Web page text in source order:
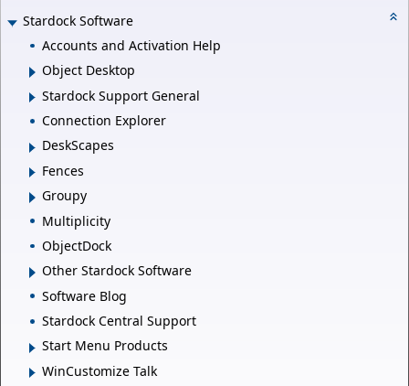
Stardock Software
Accounts and Activation Help
Object Desktop
Stardock Support General
Connection Explorer
DeskScapes
Fences
Groupy
Multiplicity
ObjectDock
Other Stardock Software
Software Blog
Stardock Central Support
Start Menu Products
WinCustomize Talk